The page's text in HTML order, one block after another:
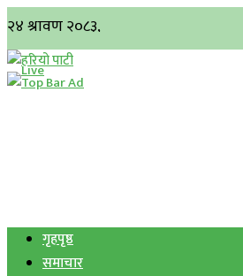
गृहपृष्ठ
समाचार